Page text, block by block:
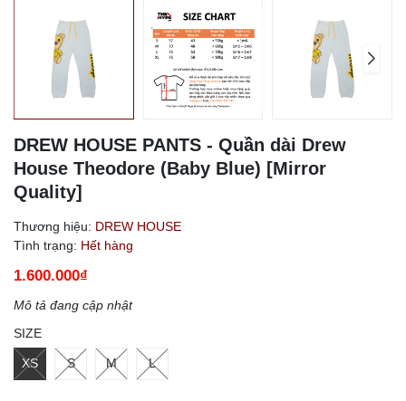
DREW HOUSE PANTS - Quần dài Drew
House Theodore (Baby Blue) [Mirror
Quality]
Thương hiệu: DREW HOUSE
Tình trạng: Hết hàng
1.600.000₫
Mô tả đang cập nhật
SIZE
XS S M L